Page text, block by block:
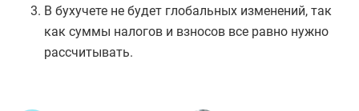
В бухучете не будет глобальных изменений, так
как суммы налогов и взносов все равно нужно
рассчитывать.